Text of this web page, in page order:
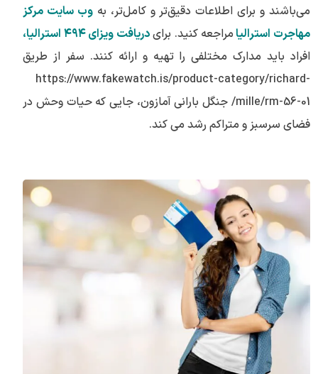
می‌باشند و برای اطلاعات دقیق‌تر و کامل‌تر، به وب‌ سایت مرکز
مهاجرت استرالیامراجعه کنید. برایدریافت ویزای ۴۹۴ استرالیا،
افراد باید مدارک مختلفی را تهیه و ارائه کنند. سفر از طریق
https://www.fakewatch.is/product-category/richard-
mille/rm-56-01/ جنگل بارانی آمازون، جایی که حیات وحش در
فضای سرسبز و متراکم رشد می کند.